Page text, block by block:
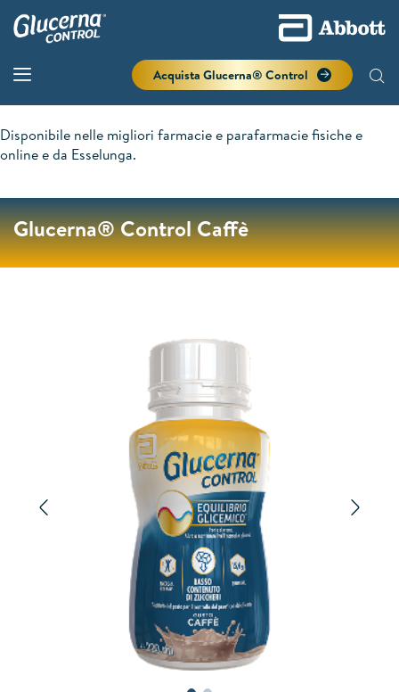
Acquista Glucerna® Control
Disponibile nelle migliori farmacie e parafarmacie fisiche e
online e da Esselunga.
Glucerna® Control Caffè